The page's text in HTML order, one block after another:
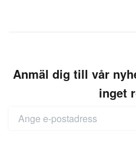
Anmäl dig till vår
inget